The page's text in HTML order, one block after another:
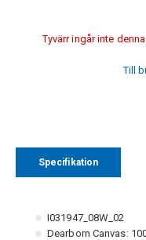
Tyvärr ingår inte
Till
Specifikation
I031947_08W_02
Dearborn Canvas: